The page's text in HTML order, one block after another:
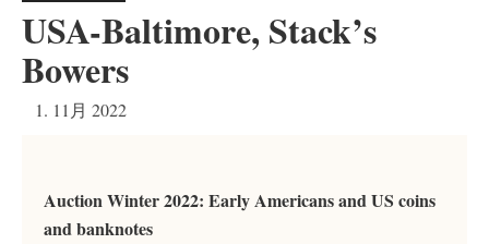
USA-Baltimore, Stack’s
Bowers
1. 11月 2022
Auction Winter 2022: Early Americans and US coins
and banknotes